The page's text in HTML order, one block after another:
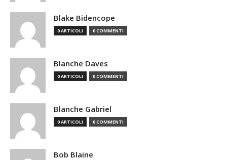
Blake Bidencope
0 ARTICOLI 0 COMMENTI
Blanche Daves
0 ARTICOLI 0 COMMENTI
Blanche Gabriel
0 ARTICOLI 0 COMMENTI
Bob Blaine